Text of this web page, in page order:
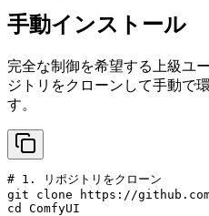
手動インストール
完全な制御を希望する上級ユ
ジトリをクローンして手動で
す。
# 1. リポジトリをクローン
git
clone
https://
cd
ComfyUI